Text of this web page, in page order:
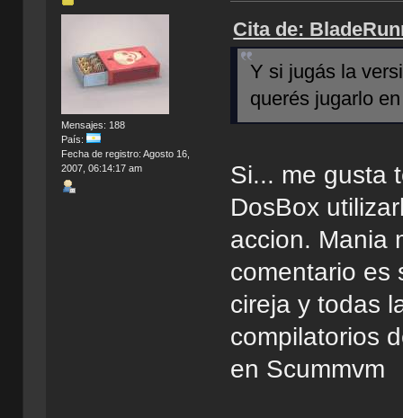
Mensajes: 188
País:
Fecha de registro: Agosto 16,
2007, 06:14:17 am
Cita de:
Y si jugás la
querés jugarlo
Si... me gusta
DosBox
accion. Mania
comentario es
cireja y todas
compilatorios
en Scummvm